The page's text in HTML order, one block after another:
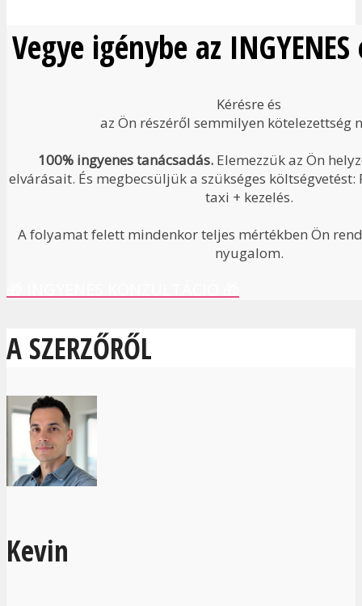
Vegye igénybe az
Kérésre és
az Ön részéről semmilyen kötelezettség
100% ingyenes tanácsadás. Elemezzük az Ön
elvárásait. És megbecsüljük a szükséges költségvetést:
taxi + kezelés.
A folyamat felett mindenkor teljes mértékben Ön
nyugalom.
A SZERZŐRŐL
Kevin